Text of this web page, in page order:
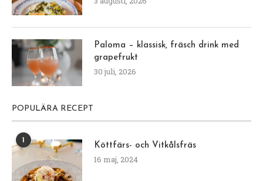
Paloma – klassisk, fräsch drink med
grapefrukt
30 juli, 2026
POPULÄRA RECEPT
1
Köttfärs- och Vitkålsfräs
16 maj, 2024